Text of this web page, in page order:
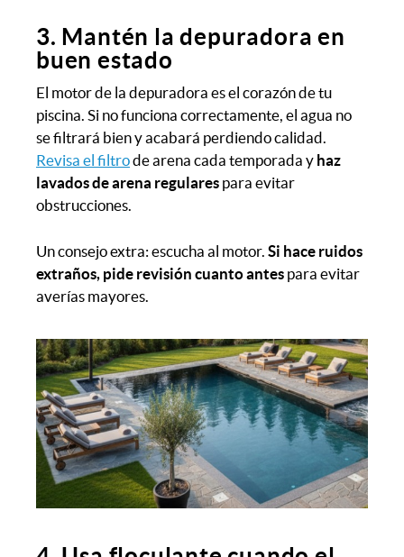
3. Mantén la depuradora en
buen estado
El motor de la depuradora es el corazón de tu
piscina. Si no funciona correctamente, el agua no
se filtrará bien y acabará perdiendo calidad.
Revisa el filtrode arena cada temporada y haz
lavados de arena regulares para evitar
obstrucciones.
Un consejo extra: escucha al motor. Si hace ruidos
extraños, pide revisión cuanto antes para evitar
averías mayores.